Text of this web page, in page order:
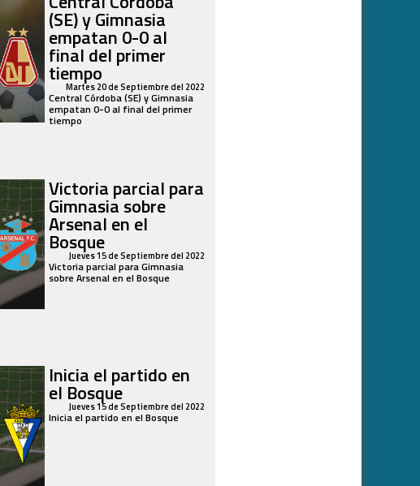
(SE) y Gimnasia
empatan 0-0 al
final del primer
tiempo
Martes 20 de Septiembre del 2022
Central Córdoba (SE) y Gimnasia
empatan 0-0 al final del primer
tiempo
Victoria parcial para
Gimnasia sobre
Arsenal en el
Bosque
Jueves 15 de Septiembre del 2022
Victoria parcial para Gimnasia
sobre Arsenal en el Bosque
Inicia el partido en
el Bosque
Jueves 15 de Septiembre del 2022
Inicia el partido en el Bosque